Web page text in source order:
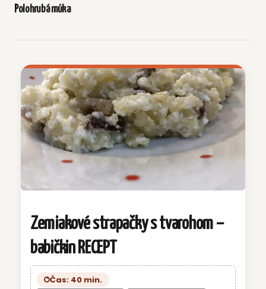
Polohrubá múka
Zemiakové strapačky s tvarohom –
babičkin RECEPT
Čas: 40 min.